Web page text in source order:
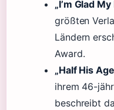
„I’m Glad
größten
Ländern
Award.
„Half His
ihrem 46-
beschreibt